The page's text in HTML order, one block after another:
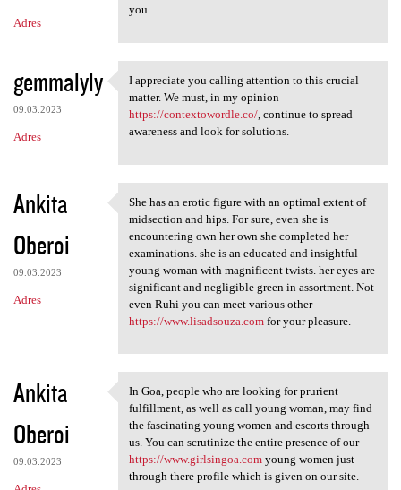
Adres
you
gemmalyly
09.03.2023
Adres
I appreciate you calling
I appreciate you calling attention to this crucial
matter. We must, in my opinion
https://contextowordle.co/, continue to spread
awareness and look for solutions.
Ankita
Oberoi
09.03.2023
Adres
She has an erotic figure with
She has an erotic figure with an optimal extent of
midsection and hips. For sure, even she is
encountering own her own she completed her
examinations. she is an educated and insightful
young woman with magnificent twists. her eyes are
significant and negligible green in assortment. Not
even Ruhi you can meet various other
https://www.lisadsouza.comfor your pleasure.
Ankita
Oberoi
09.03.2023
In Goa, people who are
In Goa, people who are looking for prurient
fulfillment, as well as call young woman, may find
the fascinating young women and escorts through
us. You can scrutinize the entire presence of our
https://www.girlsingoa.comyoung women just
through there profile which is given on our site.